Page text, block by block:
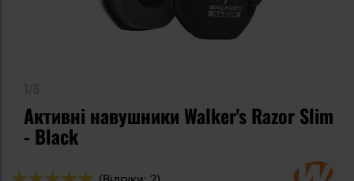
Активні навушники Walker's Razor Slim
- Black
Оцінка: